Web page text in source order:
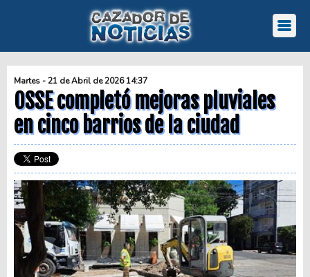
Martes - 21 de Abril de 2026 14:37
OSSE completó mejoras pluviales
en cinco barrios de la ciudad